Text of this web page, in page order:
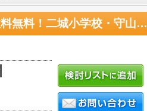
【名古屋市守山区永森町274−2新築戸建】仲介手数料無料！二城小学校・守山西中学校